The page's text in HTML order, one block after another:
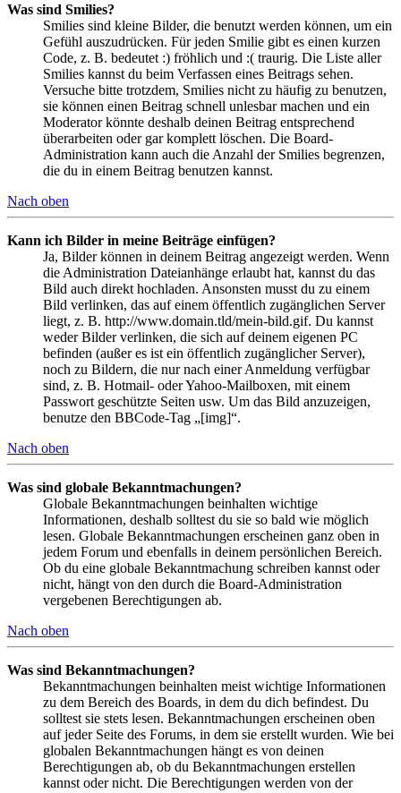
Was sind Smilies?
Smilies sind kleine Bilder, die benutzt werden können, um ein
Gefühl auszudrücken. Für jeden Smilie gibt es einen kurzen
Code, z. B. bedeutet :) fröhlich und :( traurig. Die Liste aller
Smilies kannst du beim Verfassen eines Beitrags sehen.
Versuche bitte trotzdem, Smilies nicht zu häufig zu benutzen,
sie können einen Beitrag schnell unlesbar machen und ein
Moderator könnte deshalb deinen Beitrag entsprechend
überarbeiten oder gar komplett löschen. Die Board-
Administration kann auch die Anzahl der Smilies begrenzen,
die du in einem Beitrag benutzen kannst.
Nach oben
Kann ich Bilder in meine Beiträge einfügen?
Ja, Bilder können in deinem Beitrag angezeigt werden. Wenn
die Administration Dateianhänge erlaubt hat, kannst du das
Bild auch direkt hochladen. Ansonsten musst du zu einem
Bild verlinken, das auf einem öffentlich zugänglichen Server
liegt, z. B. http://www.domain.tld/mein-bild.gif. Du kannst
weder Bilder verlinken, die sich auf deinem eigenen PC
befinden (außer es ist ein öffentlich zugänglicher Server),
noch zu Bildern, die nur nach einer Anmeldung verfügbar
sind, z. B. Hotmail- oder Yahoo-Mailboxen, mit einem
Passwort geschützte Seiten usw. Um das Bild anzuzeigen,
benutze den BBCode-Tag „[img]“.
Nach oben
Was sind globale Bekanntmachungen?
Globale Bekanntmachungen beinhalten wichtige
Informationen, deshalb solltest du sie so bald wie möglich
lesen. Globale Bekanntmachungen erscheinen ganz oben in
jedem Forum und ebenfalls in deinem persönlichen Bereich.
Ob du eine globale Bekanntmachung schreiben kannst oder
nicht, hängt von den durch die Board-Administration
vergebenen Berechtigungen ab.
Nach oben
Was sind Bekanntmachungen?
Bekanntmachungen beinhalten meist wichtige Informationen
zu dem Bereich des Boards, in dem du dich befindest. Du
solltest sie stets lesen. Bekanntmachungen erscheinen oben
auf jeder Seite des Forums, in dem sie erstellt wurden. Wie bei
globalen Bekanntmachungen hängt es von deinen
Berechtigungen ab, ob du Bekanntmachungen erstellen
kannst oder nicht. Die Berechtigungen werden von der